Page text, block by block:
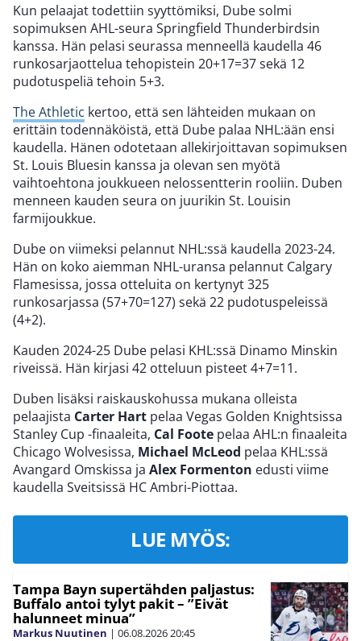
Kun pelaajat todettiin syyttömiksi, Dube solmi
sopimuksen AHL-seura Springfield Thunderbirdsin
kanssa. Hän pelasi seurassa menneellä kaudella 46
runkosarjaottelua tehopistein 20+17=37 sekä 12
pudotuspeliä tehoin 5+3.
The Athletic kertoo, että sen lähteiden mukaan on
erittäin todennäköistä, että Dube palaa NHL:ään ensi
kaudella. Hänen odotetaan allekirjoittavan sopimuksen
St. Louis Bluesin kanssa ja olevan sen myötä
vaihtoehtona joukkueen nelossentterin rooliin. Duben
menneen kauden seura on juurikin St. Louisin
farmijoukkue.
Dube on viimeksi pelannut NHL:ssä kaudella 2023-24.
Hän on koko aiemman NHL-uransa pelannut Calgary
Flamesissa, jossa otteluita on kertynyt 325
runkosarjassa (57+70=127) sekä 22 pudotuspeleissä
(4+2).
Kauden 2024-25 Dube pelasi KHL:ssä Dinamo Minskin
riveissä. Hän kirjasi 42 otteluun pisteet 4+7=11.
Duben lisäksi raiskauskohussa mukana olleista
pelaajista Carter Hart pelaa Vegas Golden Knightsissa
Stanley Cup -finaaleita, Cal Foote pelaa AHL:n finaaleita
Chicago Wolvesissa, Michael McLeod pelaa KHL:ssä
Avangard Omskissa ja Alex Formenton edusti viime
kaudella Sveitsissä HC Ambri-Piottaa.
LUE MYÖS:
Tampa Bayn supertähden paljastus:
Buffalo antoi tylyt pakit – ”Eivät
halunneet minua”
Markus Nuutinen | 06.08.202620:45